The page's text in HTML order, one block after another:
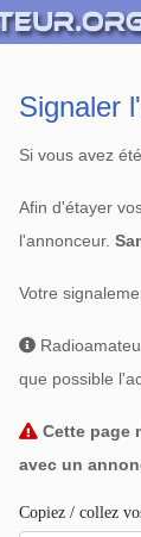
Signaler
Si vous avez
Afin d'étayer
l'annonceur.
Votre
que possible
Cette page
avec un
Copiez / collez